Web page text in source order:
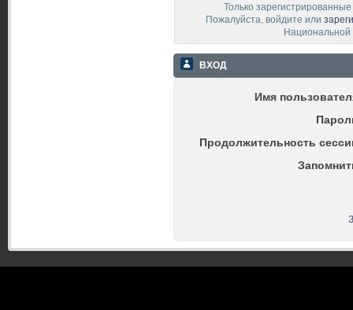
Только
Пожалуйста, войдите или
Национальной
ВХОД
Имя
Продолжительность